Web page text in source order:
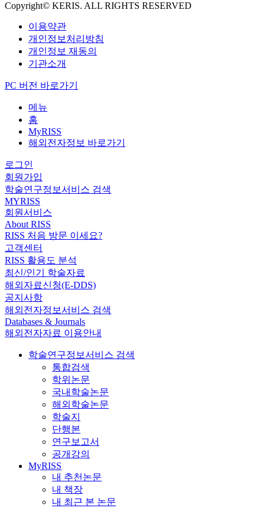
Copyright© KERIS. ALL RIGHTS RESERVED
이용약관
개인정보처리방침
개인정보 재동의
기관소개
PC 버전 바로가기
메뉴
홈
MyRISS
해외전자정보 바로가기
로그인
회원가입
학술연구정보서비스 검색
MYRISS
회원서비스
About RISS
RISS 처음 방문 이세요?
고객센터
RISS 활용도 분석
최신/인기 학술자료
해외자료신청(E-DDS)
공지사항
해외전자정보서비스 검색
Databases & Journals
해외전자자료 이용안내
학술연구정보서비스 검색
통합검색
학위논문
국내학술논문
해외학술논문
학술지
단행본
연구보고서
공개강의
MyRISS
내 추천논문
내 책장
내 최근 본 논문